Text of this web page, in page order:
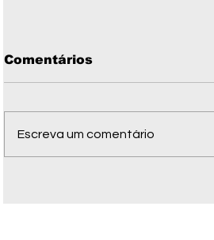
Comentários
Escreva um comentário